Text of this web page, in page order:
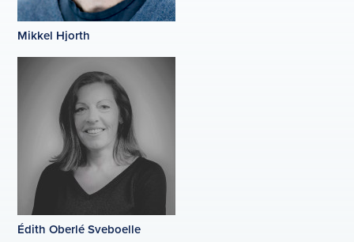
Mikkel Hjorth
Édith Oberlé Sveboelle